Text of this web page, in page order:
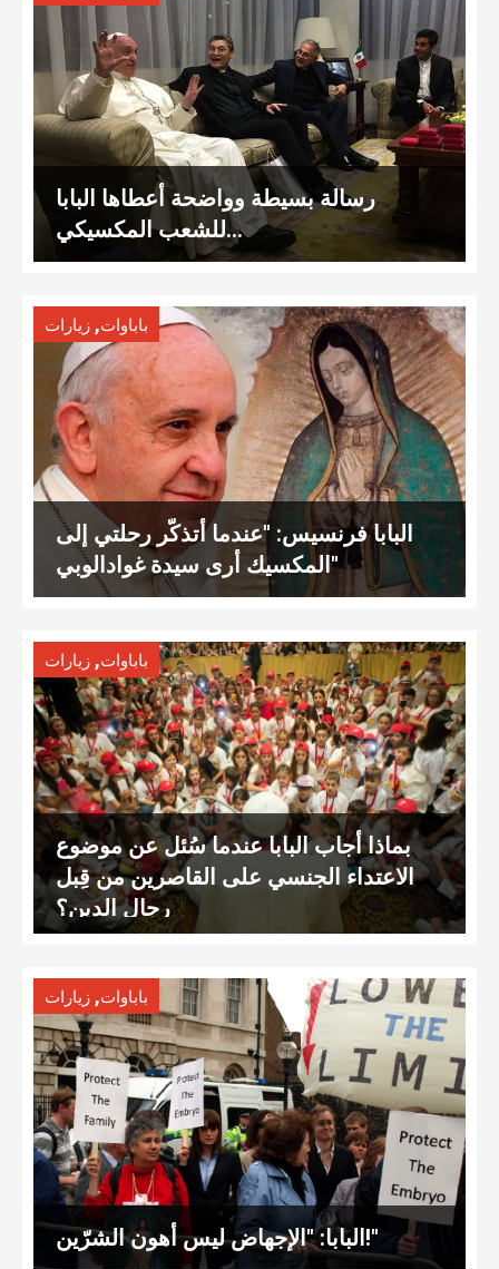
رسالة بسيطة وواضحة أعطاها البابا
للشعب المكسيكي…
باباوات, زيارات
البابا فرنسيس: "عندما أتذكّر رحلتي إلى
المكسيك أرى سيدة غوادالوبي"
باباوات, زيارات
بماذا أجاب البابا عندما سُئل عن موضوع
الاعتداء الجنسي على القاصرين من قِبل
رجال الدين؟
باباوات, زيارات
البابا: "الإجهاض ليس أهون الشرّين!"